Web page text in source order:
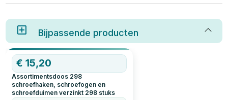
Bijpassende producten
€15,20
Assortimentsdoos 298
schroefhaken, schroefogen en
schroefduimen verzinkt 298 stuks